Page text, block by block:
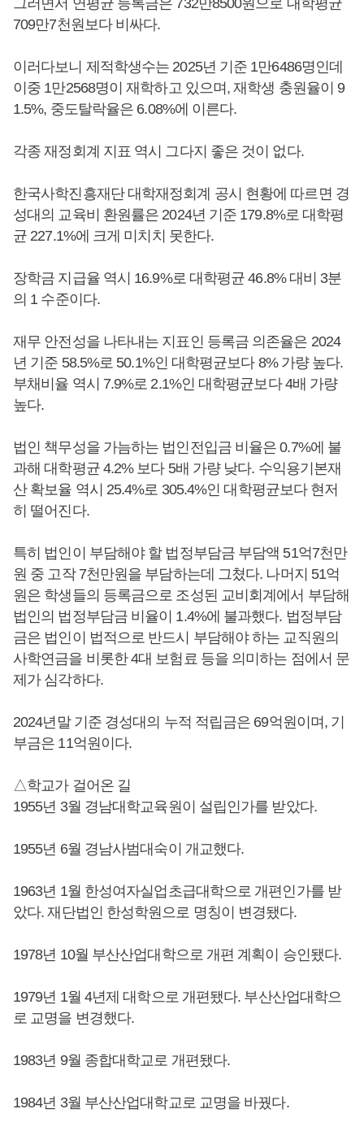
그러면서 연평균 등록금은 732만8500원으로 대학평균
709만7천원보다 비싸다.
이러다보니 제적학생수는 2025년 기준 1만6486명인데
이중 1만2568명이 재학하고 있으며, 재학생 충원율이 9
1.5%, 중도탈락율은 6.08%에 이른다.
각종 재정회계 지표 역시 그다지 좋은 것이 없다.
한국사학진흥재단 대학재정회계 공시 현황에 따르면 경
성대의 교육비 환원률은 2024년 기준 179.8%로 대학평
균 227.1%에 크게 미치치 못한다.
장학금 지급율 역시 16.9%로 대학평균 46.8% 대비 3분
의 1 수준이다.
재무 안전성을 나타내는 지표인 등록금 의존율은 2024
년 기준 58.5%로 50.1%인 대학평균보다 8% 가량 높다.
부채비율 역시 7.9%로 2.1%인 대학평균보다 4배 가량
높다.
법인 책무성을 가늠하는 법인전입금 비율은 0.7%에 불
과해 대학평균 4.2% 보다 5배 가량 낮다. 수익용기본재
산 확보율 역시 25.4%로 305.4%인 대학평균보다 현저
히 떨어진다.
특히 법인이 부담해야 할 법정부담금 부담액 51억7천만
원 중 고작 7천만원을 부담하는데 그쳤다. 나머지 51억
원은 학생들의 등록금으로 조성된 교비회계에서 부담해
법인의 법정부담금 비율이 1.4%에 불과했다. 법정부담
금은 법인이 법적으로 반드시 부담해야 하는 교직원의
사학연금을 비롯한 4대 보험료 등을 의미하는 점에서 문
제가 심각하다.
2024년말 기준 경성대의 누적 적립금은 69억원이며, 기
부금은 11억원이다.
△학교가 걸어온 길
1955년 3월 경남대학교육원이 설립인가를 받았다.
1955년 6월 경남사범대숙이 개교했다.
1963년 1월 한성여자실업초급대학으로 개편인가를 받
았다. 재단법인 한성학원으로 명칭이 변경됐다.
1978년 10월 부산산업대학으로 개편 계획이 승인됐다.
1979년 1월 4년제 대학으로 개편됐다. 부산산업대학으
로 교명을 변경했다.
1983년 9월 종합대학교로 개편됐다.
1984년 3월 부산산업대학교로 교명을 바꿨다.